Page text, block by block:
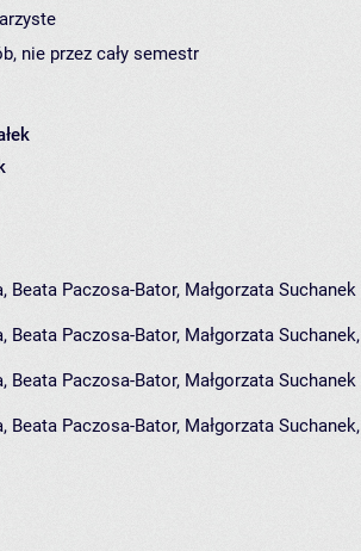
nie przez cały semestr
Paczosa-Bator, Małgorzata Suchanek
, Beata Paczosa-Bator, Małgorzata Suchanek,
Paczosa-Bator, Małgorzata Suchanek
, Beata Paczosa-Bator, Małgorzata Suchanek,